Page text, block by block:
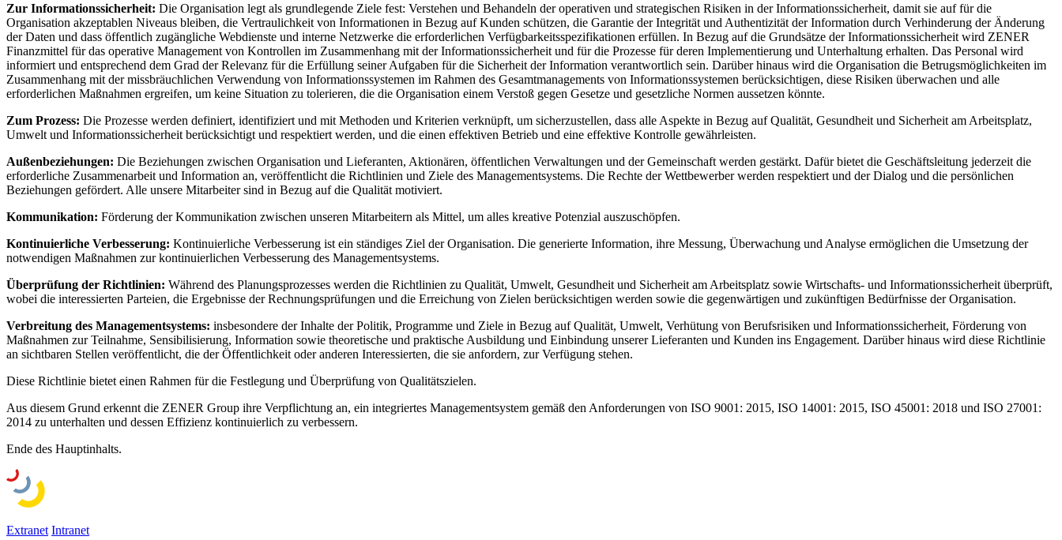
Zur Informationssicherheit: Die Organisation legt als grundlegende Ziele fest: Verstehen und Behandeln der operativen und strategischen Risiken in der Informationssicherheit, damit sie auf für die
Organisation akzeptablen Niveaus bleiben, die Vertraulichkeit von Informationen in Bezug auf Kunden schützen, die Garantie der Integrität und Authentizität der Information durch Verhinderung der Änderung
der Daten und dass öffentlich zugängliche Webdienste und interne Netzwerke die erforderlichen Verfügbarkeitsspezifikationen erfüllen. In Bezug auf die Grundsätze der Informationssicherheit wird ZENER
Finanzmittel für das operative Management von Kontrollen im Zusammenhang mit der Informationssicherheit und für die Prozesse für deren Implementierung und Unterhaltung erhalten. Das Personal wird
informiert und entsprechend dem Grad der Relevanz für die Erfüllung seiner Aufgaben für die Sicherheit der Information verantwortlich sein. Darüber hinaus wird die Organisation die Betrugsmöglichkeiten im
Zusammenhang mit der missbräuchlichen Verwendung von Informationssystemen im Rahmen des Gesamtmanagements von Informationssystemen berücksichtigen, diese Risiken überwachen und alle
erforderlichen Maßnahmen ergreifen, um keine Situation zu tolerieren, die die Organisation einem Verstoß gegen Gesetze und gesetzliche Normen aussetzen könnte.
Zum Prozess: Die Prozesse werden definiert, identifiziert und mit Methoden und Kriterien verknüpft, um sicherzustellen, dass alle Aspekte in Bezug auf Qualität, Gesundheit und Sicherheit am Arbeitsplatz,
Umwelt und Informationssicherheit berücksichtigt und respektiert werden, und die einen effektiven Betrieb und eine effektive Kontrolle gewährleisten.
Außenbeziehungen: Die Beziehungen zwischen Organisation und Lieferanten, Aktionären, öffentlichen Verwaltungen und der Gemeinschaft werden gestärkt. Dafür bietet die Geschäftsleitung jederzeit die
erforderliche Zusammenarbeit und Information an, veröffentlicht die Richtlinien und Ziele des Managementsystems. Die Rechte der Wettbewerber werden respektiert und der Dialog und die persönlichen
Beziehungen gefördert. Alle unsere Mitarbeiter sind in Bezug auf die Qualität motiviert.
Kommunikation: Förderung der Kommunikation zwischen unseren Mitarbeitern als Mittel, um alles kreative Potenzial auszuschöpfen.
Kontinuierliche Verbesserung: Kontinuierliche Verbesserung ist ein ständiges Ziel der Organisation. Die generierte Information, ihre Messung, Überwachung und Analyse ermöglichen die Umsetzung der
notwendigen Maßnahmen zur kontinuierlichen Verbesserung des Managementsystems.
Überprüfung der Richtlinien: Während des Planungsprozesses werden die Richtlinien zu Qualität, Umwelt, Gesundheit und Sicherheit am Arbeitsplatz sowie Wirtschafts- und Informationssicherheit überprüft,
wobei die interessierten Parteien, die Ergebnisse der Rechnungsprüfungen und die Erreichung von Zielen berücksichtigen werden sowie die gegenwärtigen und zukünftigen Bedürfnisse der Organisation.
Verbreitung des Managementsystems: insbesondere der Inhalte der Politik, Programme und Ziele in Bezug auf Qualität, Umwelt, Verhütung von Berufsrisiken und Informationssicherheit, Förderung von
Maßnahmen zur Teilnahme, Sensibilisierung, Information sowie theoretische und praktische Ausbildung und Einbindung unserer Lieferanten und Kunden ins Engagement. Darüber hinaus wird diese Richtlinie
an sichtbaren Stellen veröffentlicht, die der Öffentlichkeit oder anderen Interessierten, die sie anfordern, zur Verfügung stehen.
Diese Richtlinie bietet einen Rahmen für die Festlegung und Überprüfung von Qualitätszielen.
Aus diesem Grund erkennt die ZENER Group ihre Verpflichtung an, ein integriertes Managementsystem gemäß den Anforderungen von ISO 9001: 2015, ISO 14001: 2015, ISO 45001: 2018 und ISO 27001:
2014 zu unterhalten und dessen Effizienz kontinuierlich zu verbessern.
Ende des Hauptinhalts.
Extranet Intranet